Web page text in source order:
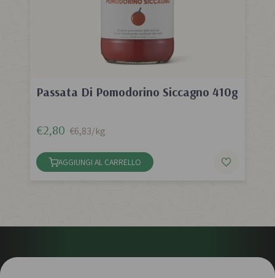
Passata Di Pomodorino Siccagno 410g
€2,80 €6,83/kg
AGGIUNGI AL CARRELLO